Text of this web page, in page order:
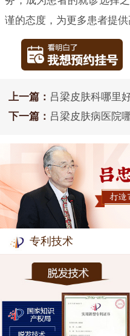
谨的态度，为更多患者提
上一篇： 吕梁皮肤科哪里
下一篇： 吕梁皮肤病医院
专利技术